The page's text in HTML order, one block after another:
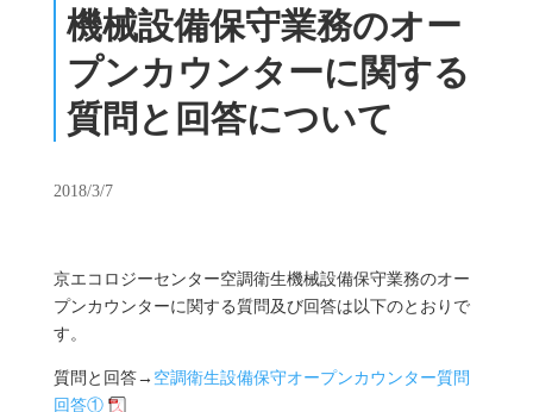
機械設備保守業務のオー
プンカウンターに関する
質問と回答について
2018/3/7
京エコロジーセンター空調衛生機械設備保守業務のオー
プンカウンターに関する質問及び回答は以下のとおりで
す。
質問と回答→ 空調衛生設備保守オープンカウンター質問
回答①